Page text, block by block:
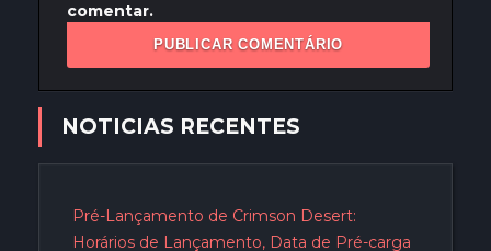
comentar.
NOTICIAS RECENTES
Pré-Lançamento de Crimson Desert:
Horários de Lançamento, Data de Pré-carga